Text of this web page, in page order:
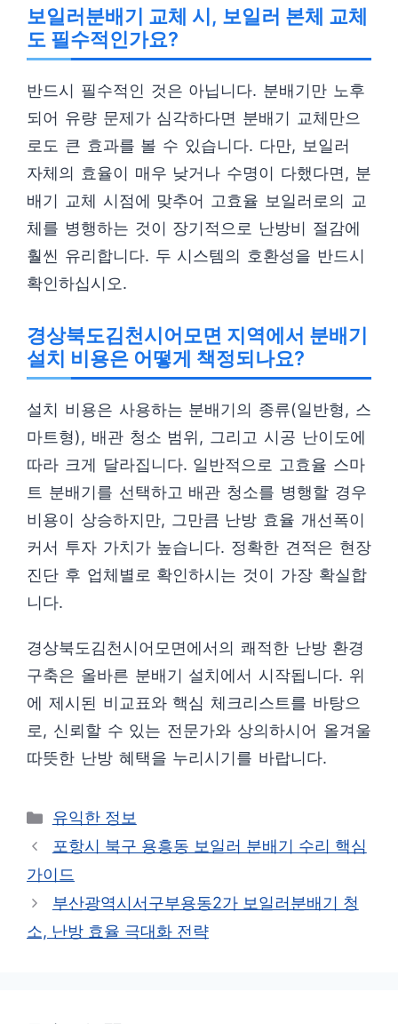
보일러분배기 교체 시, 보일러 본체 교체
도 필수적인가요?
반드시 필수적인 것은 아닙니다. 분배기만 노후
되어 유량 문제가 심각하다면 분배기 교체만으
로도 큰 효과를 볼 수 있습니다. 다만, 보일러
자체의 효율이 매우 낮거나 수명이 다했다면, 분
배기 교체 시점에 맞추어 고효율 보일러로의 교
체를 병행하는 것이 장기적으로 난방비 절감에
훨씬 유리합니다. 두 시스템의 호환성을 반드시
확인하십시오.
경상북도김천시어모면 지역에서 분배기
설치 비용은 어떻게 책정되나요?
설치 비용은 사용하는 분배기의 종류(일반형, 스
마트형), 배관 청소 범위, 그리고 시공 난이도에
따라 크게 달라집니다. 일반적으로 고효율 스마
트 분배기를 선택하고 배관 청소를 병행할 경우
비용이 상승하지만, 그만큼 난방 효율 개선폭이
커서 투자 가치가 높습니다. 정확한 견적은 현장
진단 후 업체별로 확인하시는 것이 가장 확실합
니다.
경상북도김천시어모면에서의 쾌적한 난방 환경
구축은 올바른 분배기 설치에서 시작됩니다. 위
에 제시된 비교표와 핵심 체크리스트를 바탕으
로, 신뢰할 수 있는 전문가와 상의하시어 올겨울
따뜻한 난방 혜택을 누리시기를 바랍니다.
카
테
고
리
유익한 정보
포항시 북구 용흥동 보일러 분배기 수리 핵심
가이드
부산광역시서구부용동2가 보일러분배기 청
소, 난방 효율 극대화 전략